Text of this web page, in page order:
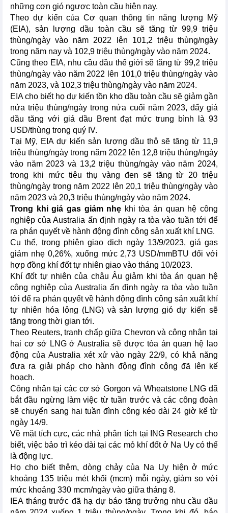
những cơn gió ngược toàn cầu hiện nay.
Theo dự kiến của Cơ quan thông tin năng lượng Mỹ
(EIA), sản lượng dầu toàn cầu sẽ tăng từ 99,9 triệu
thùng/ngày vào năm 2022 lên 101,2 triệu thùng/ngày
trong năm nay và 102,9 triệu thùng/ngày vào năm 2024.
Cũng theo EIA, nhu cầu dầu thế giới sẽ tăng từ 99,2 triệu
thùng/ngày vào năm 2022 lên 101,0 triệu thùng/ngày vào
năm 2023, và 102,3 triệu thùng/ngày vào năm 2024.
EIA cho biết họ dự kiến tồn kho dầu toàn cầu sẽ giảm gần
nửa triệu thùng/ngày trong nửa cuối năm 2023, đẩy giá
dầu tăng với giá dầu Brent đạt mức trung bình là 93
USD/thùng trong quý IV.
Tại Mỹ, EIA dự kiến sản lượng dầu thô sẽ tăng từ 11,9
triệu thùng/ngày trong năm 2022 lên 12,8 triệu thùng/ngày
vào năm 2023 và 13,2 triệu thùng/ngày vào năm 2024,
trong khi mức tiêu thụ vàng đen sẽ tăng từ 20 triệu
thùng/ngày trong năm 2022 lên 20,1 triệu thùng/ngày vào
năm 2023 và 20,3 triệu thùng/ngày vào năm 2024.
Trong khi giá gas giảm nhẹ khi tòa án quan hệ công
nghiệp của Australia ấn định ngày ra tòa vào tuần tới để
ra phán quyết về hành động đình công sản xuất khí LNG.
Cụ thể, trong phiên giao dịch ngày 13/9/2023, giá gas
giảm nhẹ 0,26%, xuống mức 2,73 USD/mmBTU đối với
hợp đồng khí đốt tự nhiên giao vào tháng 10/2023.
Khí đốt tự nhiên của châu Âu giảm khi tòa án quan hệ
công nghiệp của Australia ấn định ngày ra tòa vào tuần
tới để ra phán quyết về hành động đình công sản xuất khí
tự nhiên hóa lỏng (LNG) và sản lượng gió dự kiến sẽ
tăng trong thời gian tới.
Theo Reuters, tranh chấp giữa Chevron và công nhân tại
hai cơ sở LNG ở Australia sẽ được tòa án quan hệ lao
động của Australia xét xử vào ngày 22/9, có khả năng
đưa ra giải pháp cho hành động đình công đã lên kế
hoạch.
Công nhân tại các cơ sở Gorgon và Wheatstone LNG đã
bắt đầu ngừng làm việc từ tuần trước và các công đoàn
sẽ chuyển sang hai tuần đình công kéo dài 24 giờ kể từ
ngày 14/9.
Về mặt tích cực, các nhà phân tích tại ING Research cho
biết, việc bảo trì kéo dài tại các mỏ khí đốt ở Na Uy có thể
là động lực.
Họ cho biết thêm, dòng chảy của Na Uy hiện ở mức
khoảng 135 triệu mét khối (mcm) mỗi ngày, giảm so với
mức khoảng 330 mcm/ngày vào giữa tháng 8.
IEA tháng trước đã hạ dự báo tăng trưởng nhu cầu dầu